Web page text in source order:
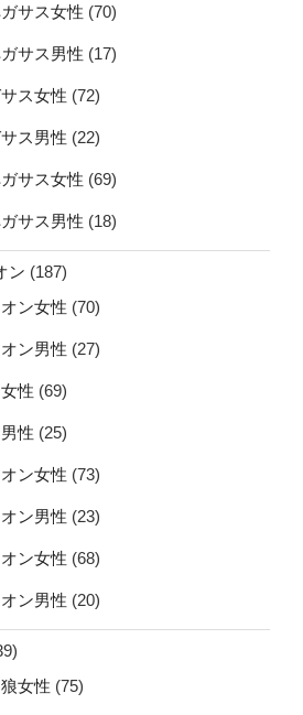
サス女性 (70)
サス男性 (17)
ス女性 (72)
ス男性 (22)
サス女性 (69)
サス男性 (18)
ン (187)
ン女性 (70)
ン男性 (27)
性 (69)
性 (25)
ン女性 (73)
ン男性 (23)
ン女性 (68)
ン男性 (20)
女性 (75)